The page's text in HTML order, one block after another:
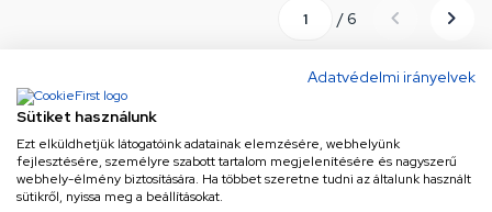
Adatvédelmi irányelvek
Sütiket használunk
Ezt elküldhetjük látogatóink adatainak elemzésére, webhelyünk
fejlesztésére, személyre szabott tartalom megjelenítésére és nagyszerű
webhely-élmény biztosítására. Ha többet szeretne tudni az általunk használt
sütikről, nyissa meg a beállításokat.
/ 6
Úgy érzed, mindent láttál már? Gondold újra! Kínálatunk
szinte végtelen, és folyamatosan bővül a legújabb és
legkeresettebb termékekkel. Ne maradj le semmiről!
Görgess tovább, és merülj el a választékban – a
következő kattintás akár a tökéletes találat is lehet!